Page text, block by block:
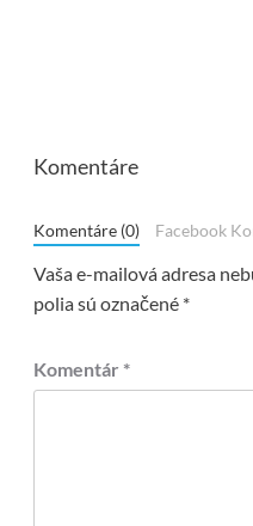
Komentáre
Komentáre (0) Facebook
Vaša e-mailová adresa
polia sú označené *
Komentár *